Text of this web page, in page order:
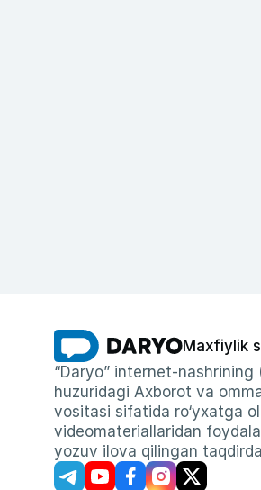
Maxfiylik
“Daryo” internet-
huzuridagi Axborot va
vositasi sifatida ro‘yxatga
videomateriallaridan
yozuv ilova qilingan taqdirda